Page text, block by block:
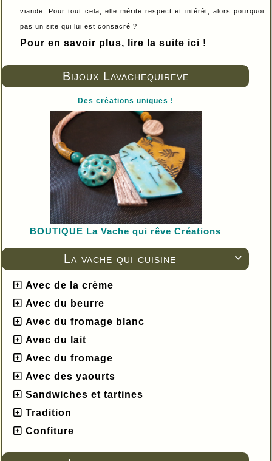
Bijoux Lavachequireve
Des créations uniques !
BOUTIQUE La Vache qui rêve Créations

La vache qui cuisine
Avec de la crème
Avec du beurre
Avec du fromage blanc
Avec du lait
Avec du fromage
Avec des yaourts
Sandwiches et tartines
Tradition
Confiture
viande. Pour tout cela, elle mérite respect et intérêt, alors pourquoi
pas un site qui lui est consacré ?
Pour en savoir plus, lire la suite ici !